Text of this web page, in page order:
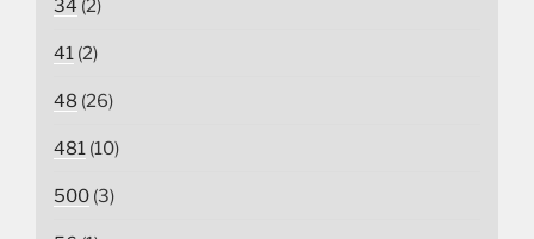
34 (2)
41 (2)
48 (26)
481 (10)
500 (3)